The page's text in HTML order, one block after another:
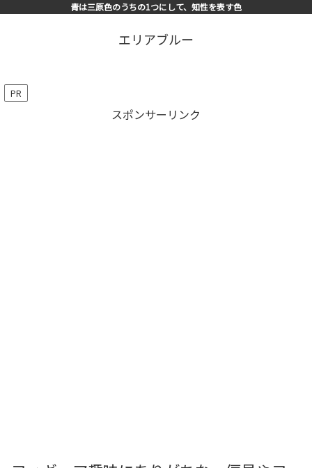
青は三原色のうちの1つにして、知性を表す色
エリアブルー
PR
スポンサーリンク